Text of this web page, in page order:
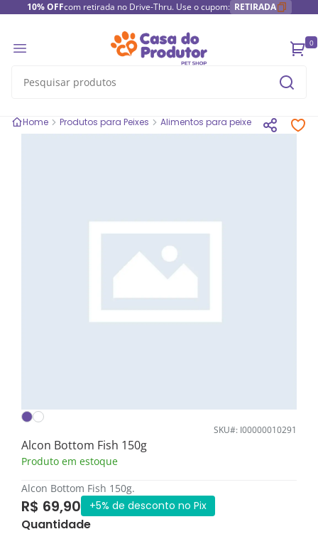
10% OFFcom retirada no Drive-Thru. Use o cupom: RETIRADA
0
Home Produtos para Peixes Alimentos para peixes Alcon
SKU#: I00000010291
Alcon Bottom Fish 150g
Produto em estoque
Alcon Bottom Fish 150g.
R$ 69,90 +5% de desconto no Pix
Quantidade